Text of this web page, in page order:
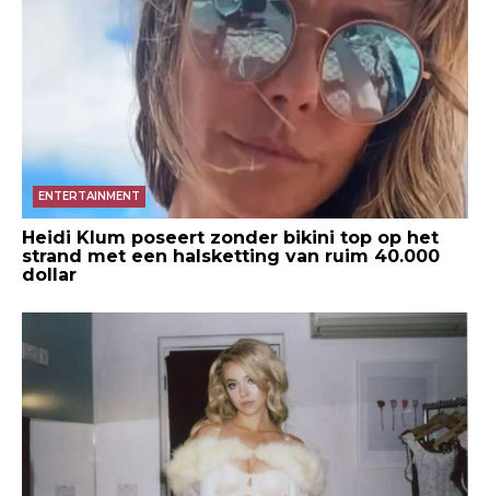
ENTERTAINMENT
Heidi Klum poseert zonder bikini top op het
strand met een halsketting van ruim 40.000
dollar